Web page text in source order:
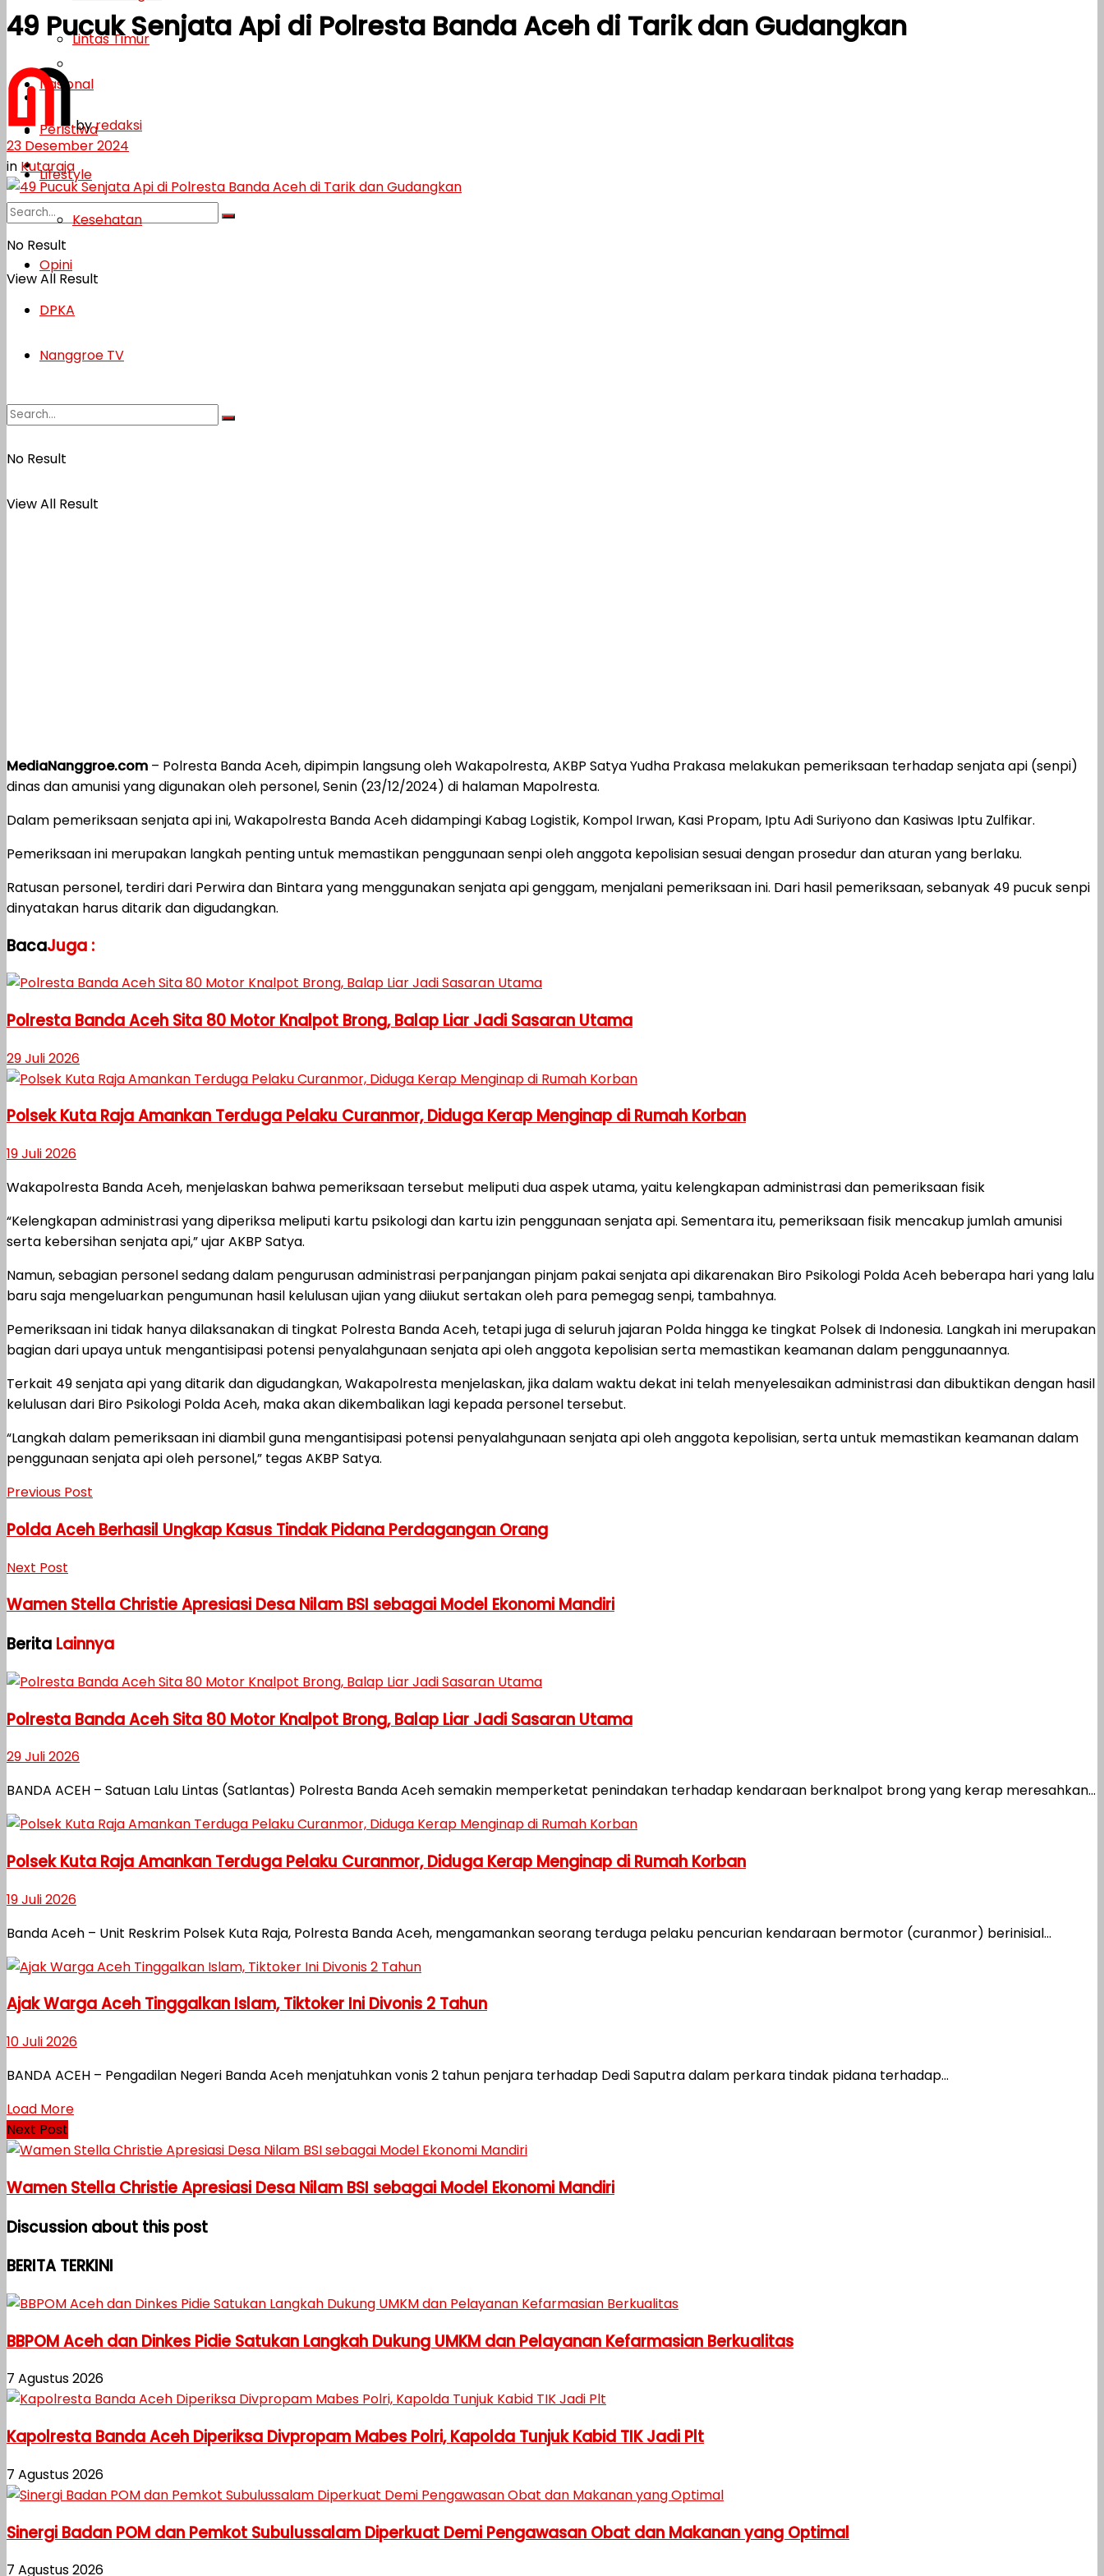
Lifestyle
DPKA
Nanggroe TV
No Result
View All Result
Lintas Timur
Nasional
Peristiwa
Lifestyle
Kesehatan
Opini
DPKA
Nanggroe TV
No Result
View All Result
49 Pucuk Senjata Api di Polresta Banda Aceh di Tarik dan Gudangkan
byredaksi
23 Desember 2024
in Kutaraja
MediaNanggroe.com – Polresta Banda Aceh, dipimpin langsung oleh Wakapolresta, AKBP Satya Yudha Prakasa melakukan pemeriksaan terhadap senjata api (senpi)
dinas dan amunisi yang digunakan oleh personel, Senin (23/12/2024) di halaman Mapolresta.
Dalam pemeriksaan senjata api ini, Wakapolresta Banda Aceh didampingi Kabag Logistik, Kompol Irwan, Kasi Propam, Iptu Adi Suriyono dan Kasiwas Iptu Zulfikar.
Pemeriksaan ini merupakan langkah penting untuk memastikan penggunaan senpi oleh anggota kepolisian sesuai dengan prosedur dan aturan yang berlaku.
Ratusan personel, terdiri dari Perwira dan Bintara yang menggunakan senjata api genggam, menjalani pemeriksaan ini. Dari hasil pemeriksaan, sebanyak 49 pucuk senpi
dinyatakan harus ditarik dan digudangkan.
BacaJuga :
Polresta Banda Aceh Sita 80 Motor Knalpot Brong, Balap Liar Jadi Sasaran Utama
29 Juli 2026
Polsek Kuta Raja Amankan Terduga Pelaku Curanmor, Diduga Kerap Menginap di Rumah Korban
19 Juli 2026
Wakapolresta Banda Aceh, menjelaskan bahwa pemeriksaan tersebut meliputi dua aspek utama, yaitu kelengkapan administrasi dan pemeriksaan fisik
“Kelengkapan administrasi yang diperiksa meliputi kartu psikologi dan kartu izin penggunaan senjata api. Sementara itu, pemeriksaan fisik mencakup jumlah amunisi
serta kebersihan senjata api,” ujar AKBP Satya.
Namun, sebagian personel sedang dalam pengurusan administrasi perpanjangan pinjam pakai senjata api dikarenakan Biro Psikologi Polda Aceh beberapa hari yang lalu
baru saja mengeluarkan pengumunan hasil kelulusan ujian yang diiukut sertakan oleh para pemegag senpi, tambahnya.
Pemeriksaan ini tidak hanya dilaksanakan di tingkat Polresta Banda Aceh, tetapi juga di seluruh jajaran Polda hingga ke tingkat Polsek di Indonesia. Langkah ini merupakan
bagian dari upaya untuk mengantisipasi potensi penyalahgunaan senjata api oleh anggota kepolisian serta memastikan keamanan dalam penggunaannya.
Terkait 49 senjata api yang ditarik dan digudangkan, Wakapolresta menjelaskan, jika dalam waktu dekat ini telah menyelesaikan administrasi dan dibuktikan dengan hasil
kelulusan dari Biro Psikologi Polda Aceh, maka akan dikembalikan lagi kepada personel tersebut.
“Langkah dalam pemeriksaan ini diambil guna mengantisipasi potensi penyalahgunaan senjata api oleh anggota kepolisian, serta untuk memastikan keamanan dalam
penggunaan senjata api oleh personel,” tegas AKBP Satya.
Previous Post
Polda Aceh Berhasil Ungkap Kasus Tindak Pidana Perdagangan Orang
Next Post
Wamen Stella Christie Apresiasi Desa Nilam BSI sebagai Model Ekonomi Mandiri
Berita Lainnya
Polresta Banda Aceh Sita 80 Motor Knalpot Brong, Balap Liar Jadi Sasaran Utama
29 Juli 2026
BANDA ACEH – Satuan Lalu Lintas (Satlantas) Polresta Banda Aceh semakin memperketat penindakan terhadap kendaraan berknalpot brong yang kerap meresahkan...
Polsek Kuta Raja Amankan Terduga Pelaku Curanmor, Diduga Kerap Menginap di Rumah Korban
19 Juli 2026
Banda Aceh – Unit Reskrim Polsek Kuta Raja, Polresta Banda Aceh, mengamankan seorang terduga pelaku pencurian kendaraan bermotor (curanmor) berinisial...
Ajak Warga Aceh Tinggalkan Islam, Tiktoker Ini Divonis 2 Tahun
10 Juli 2026
BANDA ACEH – Pengadilan Negeri Banda Aceh menjatuhkan vonis 2 tahun penjara terhadap Dedi Saputra dalam perkara tindak pidana terhadap...
Load More
Next Post
Wamen Stella Christie Apresiasi Desa Nilam BSI sebagai Model Ekonomi Mandiri
Discussion about this post
BERITA TERKINI
BBPOM Aceh dan Dinkes Pidie Satukan Langkah Dukung UMKM dan Pelayanan Kefarmasian Berkualitas
7 Agustus 2026
Kapolresta Banda Aceh Diperiksa Divpropam Mabes Polri, Kapolda Tunjuk Kabid TIK Jadi Plt
7 Agustus 2026
Sinergi Badan POM dan Pemkot Subulussalam Diperkuat Demi Pengawasan Obat dan Makanan yang Optimal
7 Agustus 2026